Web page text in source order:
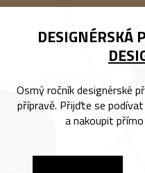
DESIGNÉRSKÁ
Osmý ročník designérské
přípravě. Přijďte se
a nakoupit